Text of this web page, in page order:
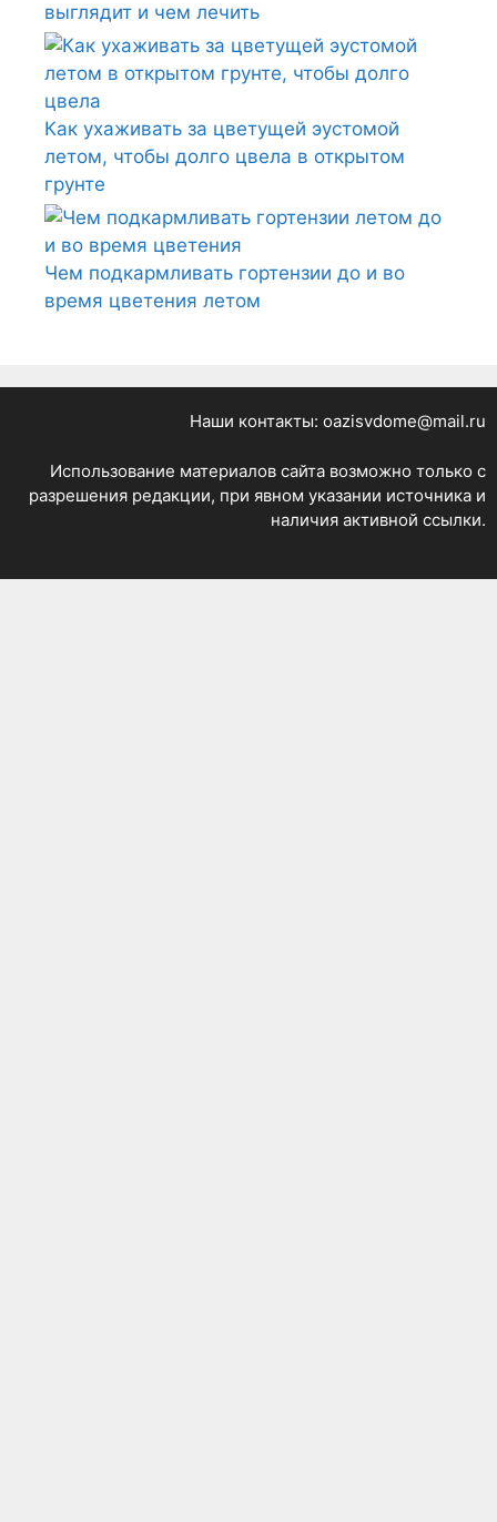
выглядит и чем лечить
Как ухаживать за цветущей эустомой
летом, чтобы долго цвела в открытом
грунте
Чем подкармливать гортензии до и во
время цветения летом
Наши контакты: oazisvdome@mail.ru
Использование материалов сайта возможно только с
разрешения редакции, при явном указании источника и
наличия активной ссылки.